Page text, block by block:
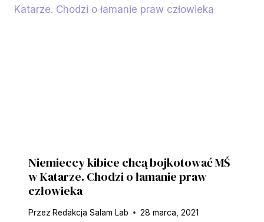
Niemieccy kibice chcą bojkotować MŚ
w Katarze. Chodzi o łamanie praw
człowieka
Przez Redakcja Salam Lab 28 marca, 2021